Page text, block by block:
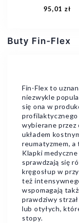
Buty Fin-Flex
Fin-Flex to
niezwykle
się ona w
wybierane przez
układem
reumatyzmem,
Klapki
sprawdzają się
kręgosłup w
też
wspomagają
prawdziwy
lub otyłych,
stopy.
95,01 zł
41
Dodaj do